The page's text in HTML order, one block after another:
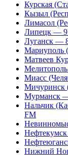
Курская
Кызыл
Лимасол
Липецк —
Луганск —
Матвеев
Миасс
Мичуринск
Мурманск
Нальчик
FM
Нижний